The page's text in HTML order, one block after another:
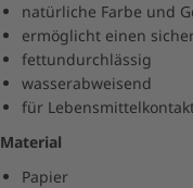
natürliche Farbe und
ermöglicht einen
fettundurchlässig
wasserabweisend
für
Material
Papier